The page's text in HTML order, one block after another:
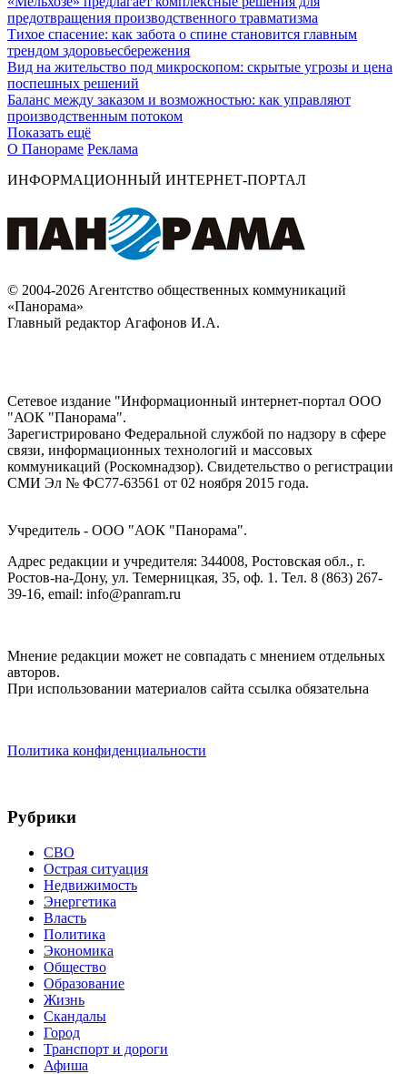
предотвращения производственного травматизма
Тихое спасение: как забота о спине становится главным
трендом здоровьесбережения
Вид на жительство под микроскопом: скрытые угрозы и цена
поспешных решений
Баланс между заказом и возможностью: как управляют
производственным потоком
Показать ещё
О Панораме Реклама
ИНФОРМАЦИОННЫЙ ИНТЕРНЕТ-ПОРТАЛ
© 2004-2026 Агентство общественных коммуникаций
«Панорама»
Главный редактор Агафонов И.А.
Сетевое издание "Информационный интернет-портал ООО
"АОК "Панорама".
Зарегистрировано Федеральной службой по надзору в сфере
связи, информационных технологий и массовых
коммуникаций (Роскомнадзор). Cвидетельство о регистрации
СМИ Эл № ФС77-63561 от 02 ноября 2015 года.
Учредитель - ООО "АОК "Панорама".
Адрес редакции и учредителя: 344008, Ростовская обл., г.
Ростов-на-Дону, ул. Темерницкая, 35, оф. 1. Тел. 8 (863) 267-
39-16, email: info@panram.ru
Мнение редакции может не совпадать с мнением отдельных
авторов.
При использовании материалов сайта ссылка обязательна
Политика конфиденциальности
Рубрики
СВО
Острая ситуация
Недвижимость
Энергетика
Власть
Политика
Экономика
Общество
Образование
Жизнь
Скандалы
Город
Транспорт и дороги
Афиша